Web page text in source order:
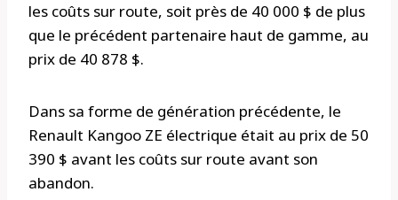
les coûts sur route, soit près de 40 000 $ de plus
que le précédent partenaire haut de gamme, au
prix de 40 878 $.
Dans sa forme de génération précédente, le
Renault Kangoo ZE électrique était au prix de 50
390 $ avant les coûts sur route avant son
abandon.